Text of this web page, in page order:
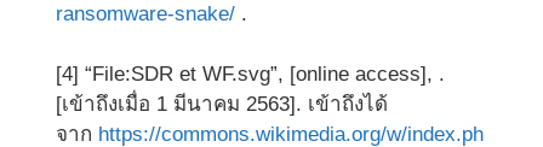
ransomware-snake/.
[4] “File:SDR et WF.svg”, [online access], .
[เข้าถึงเมื่อ 1 มีนาคม 2563]. เข้าถึงได้
จาก https://commons.wikimedia.org/w/index.ph